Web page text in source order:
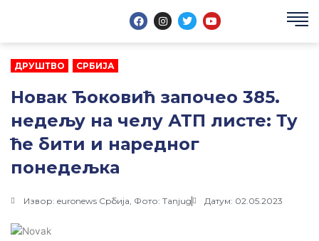
F
a
e
I
n
t
m
T
w
t
Y
o
t
ДРУШТВО СРБИЈА
Новак Ђоковић започео 385.
недељу на челу АТП листе: Ту
ће бити и наредног
понедељка
Извор: euronews Србија, Фото: Tanjug Датум: 02.05.2023